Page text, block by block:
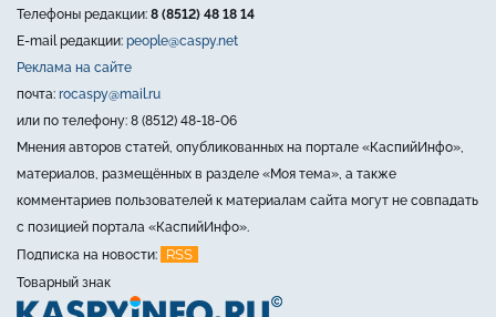
Телефоны редакции: 8 (8512) 48 18 14
E-mail редакции: people@caspy.net
Реклама на сайте
почта: rocaspy@mail.ru
или по телефону: 8 (8512) 48-18-06
Мнения авторов статей, опубликованных на портале «КаспийИнфо»,
материалов, размещённых в разделе «Моя тема», а также
комментариев пользователей к материалам сайта могут не совпадать
с позицией портала «КаспийИнфо».
Подписка на новости:
RSS
Товарный знак